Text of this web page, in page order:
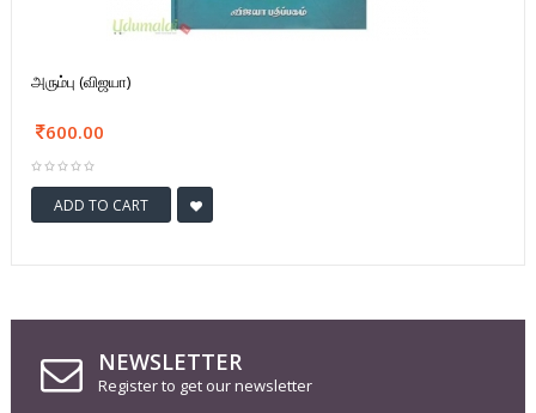
அரும்பு (விஜயா)
600.00
ADD TO CART
NEWSLETTER
Register to get our newsletter